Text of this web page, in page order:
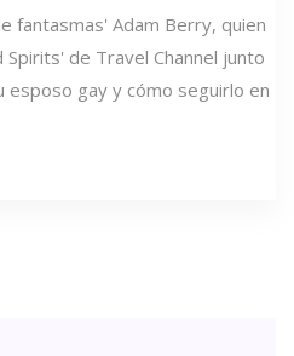
fantasmas' Adam Berry, quien
de Travel Channel junto
esposo gay y cómo seguirlo en